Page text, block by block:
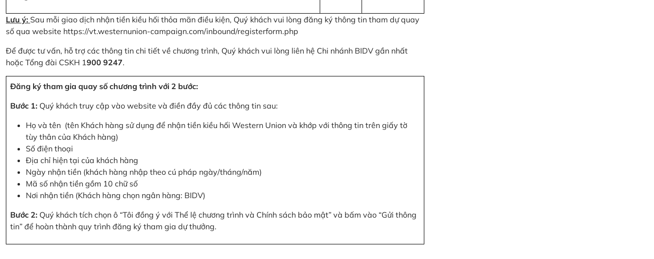
Lưu ý: Sau mỗi giao dịch nhận tiền kiều hối thỏa mãn điều kiện, Quý khách vui lòng đăng ký thông tin tham dự quay
số qua website https://vt.westernunion-campaign.com/inbound/registerform.php
Để được tư vấn, hỗ trợ các thông tin chi tiết về chương trình, Quý khách vui lòng liên hệ Chi nhánh BIDV gần nhất
hoặc Tổng đài CSKH 1900 9247.
Đăng ký tham gia quay số chương trình với 2 bước:
Bước 1: Quý khách truy cập vào website và điền đầy đủ các thông tin sau:
Họ và tên (tên Khách hàng sử dụng để nhận tiền kiều hối Western Union và khớp với thông tin trên giấy tờ
tùy thân của Khách hàng)
Số điện thoại
Địa chỉ hiện tại của khách hàng
Ngày nhận tiền (khách hàng nhập theo cú pháp ngày/tháng/năm)
Mã số nhận tiền gồm 10 chữ số
Nơi nhận tiền (Khách hàng chọn ngân hàng: BIDV)
Bước 2: Quý khách tích chọn ô “Tôi đồng ý với Thể lệ chương trình và Chính sách bảo mật” và bấm vào “Gửi thông
tin” để hoàn thành quy trình đăng ký tham gia dự thưởng.